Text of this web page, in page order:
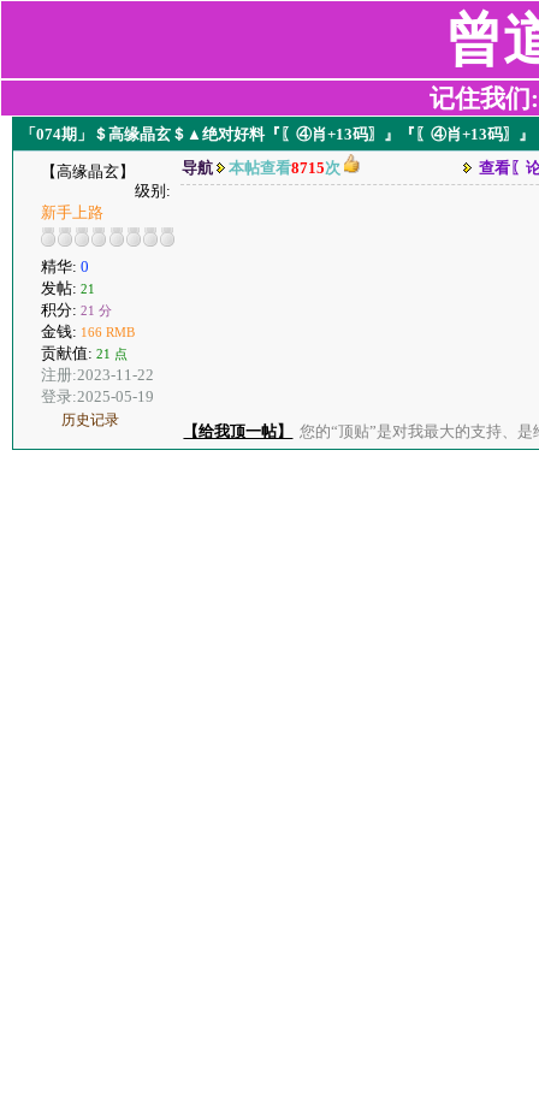
曾
记住我们
「074期」＄高缘晶玄＄▲绝对好料『〖④肖+13码〗』『〖④肖+13码〗』
【高缘晶玄】
级别:
新手上路
精华: 0
发帖: 21
积分: 21 分
金钱: 166 RMB
贡献值: 21 点
注册:2023-11-22
登录:2025-05-19
历史记录
导航 本帖查看8715次 查看〖
【给我顶一帖】 您的“顶贴”是对我最大的支持、